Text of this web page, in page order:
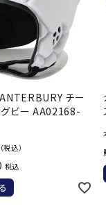
球スパイク・シューズ
ア
ア野球ウェア
ォーム・練習着
ーグローブ（守備用手
ケース
ナンス用品
・ストッキング
テニス・バドミント
野球ソックス
バスケットソックス
バレーボールソック
トレッキングソック
ラグビーソックス
トレーニング・ジ
G-FIT
hummel
チー
グビー AA02168-
（税込）
税込